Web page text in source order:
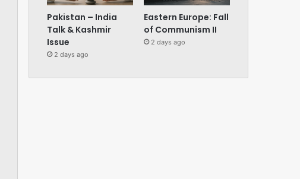
Pakistan – India
Talk & Kashmir
Issue
2 days ago
Eastern Europe: Fall
of Communism II
2 days ago